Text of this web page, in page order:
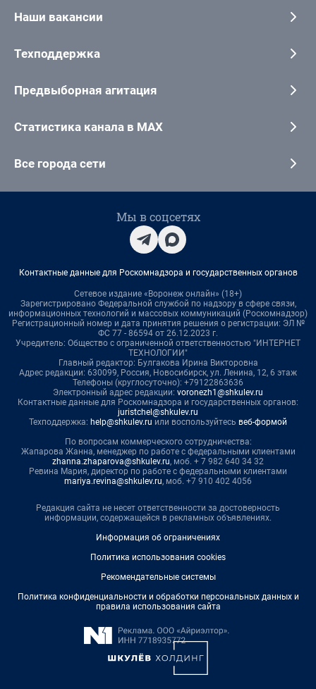
Наши вакансии
Техподдержка
Предвыборная агитация
Статистика канала в MAX
Все города сети
Мы в соцсетях
Контактные данные для Роскомнадзора и государственных органов
Сетевое издание «Воронеж онлайн» (18+)
Зарегистрировано Федеральной службой по надзору в сфере связи,
информационных технологий и массовых коммуникаций (Роскомнадзор)
Регистрационный номер и дата принятия решения о регистрации: ЭЛ №
ФС 77 - 86594 от 26.12.2023 г.
Учредитель: Общество с ограниченной ответственностью "ИНТЕРНЕТ
ТЕХНОЛОГИИ"
Главный редактор: Булгакова Ирина Викторовна
Адрес редакции: 630099, Россия, Новосибирск, ул. Ленина, 12, 6 этаж
Телефоны (круглосуточно): +79122863636
Электронный адрес редакции: voronezh1@shkulev.ru
Контактные данные для Роскомнадзора и государственных органов:
juristchel@shkulev.ru
Техподдержка: help@shkulev.ru или воспользуйтесь веб-формой
По вопросам коммерческого сотрудничества:
Жапарова Жанна, менеджер по работе с федеральными клиентами
zhanna.zhaparova@shkulev.ru, моб. + 7 982 640 34 32
Ревина Мария, директор по работе с федеральными клиентами
mariya.revina@shkulev.ru, моб. +7 910 402 4056
Редакция сайта не несет ответственности за достоверность
информации, содержащейся в рекламных объявлениях.
Информация об ограничениях
Политика использования cookies
Рекомендательные системы
Политика конфиденциальности и обработки персональных данных и
правила использования сайта